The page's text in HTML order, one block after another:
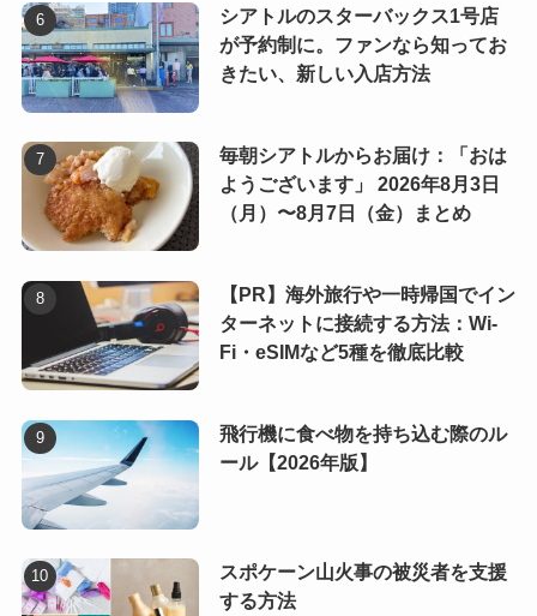
シアトルのスターバックス1号店
が予約制に。ファンなら知ってお
きたい、新しい入店方法
毎朝シアトルからお届け：「おは
ようございます」 2026年8月3日
（月）〜8月7日（金）まとめ
【PR】海外旅行や一時帰国でイン
ターネットに接続する方法：Wi-
Fi・eSIMなど5種を徹底比較
飛行機に食べ物を持ち込む際のル
ール【2026年版】
スポケーン山火事の被災者を支援
する方法